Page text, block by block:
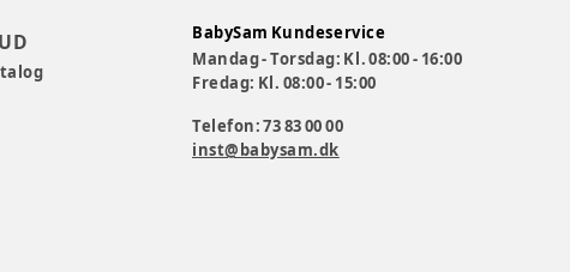
BabySam Kundeservice
Mandag - Torsdag: Kl. 08:00 - 16:00
Fredag: Kl. 08:00 - 15:00
Telefon: 73 83 00 00
inst@babysam.dk